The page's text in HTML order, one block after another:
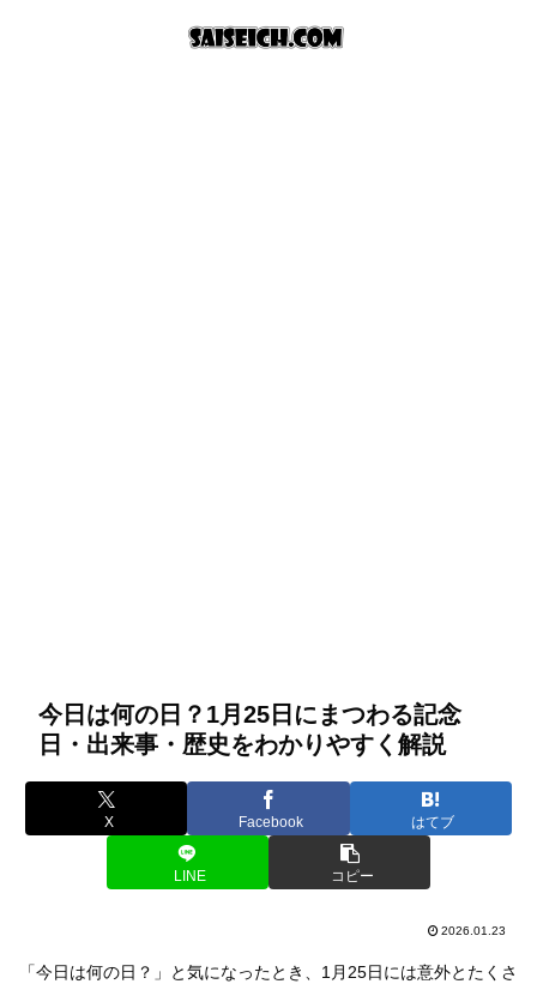
今日は何の日？1月25日にまつわる記念
日・出来事・歴史をわかりやすく解説
X Facebook はてブ
LINE コピー
2026.01.23
「今日は何の日？」と気になったとき、1月25日には意外とたくさ